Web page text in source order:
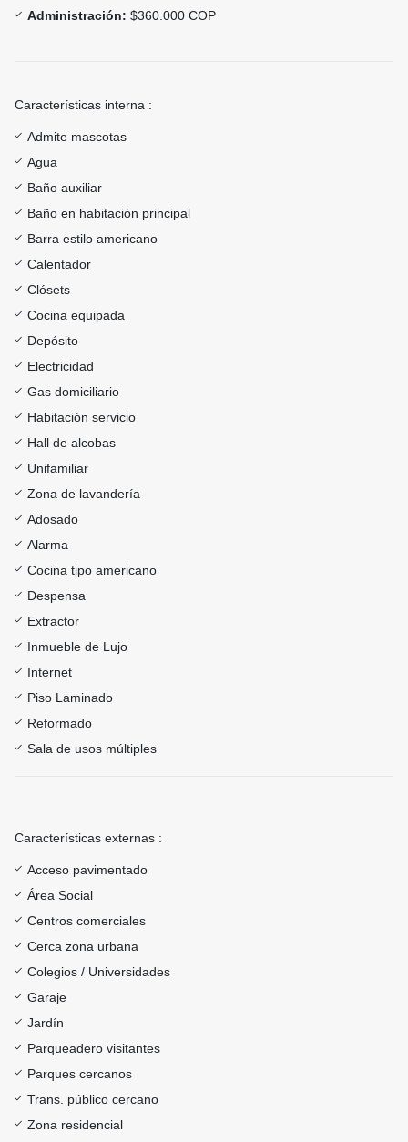
Administración: $360.000 COP
Características interna :
Admite mascotas
Agua
Baño auxiliar
Baño en habitación principal
Barra estilo americano
Calentador
Clósets
Cocina equipada
Depósito
Electricidad
Gas domiciliario
Habitación servicio
Hall de alcobas
Unifamiliar
Zona de lavandería
Adosado
Alarma
Cocina tipo americano
Despensa
Extractor
Inmueble de Lujo
Internet
Piso Laminado
Reformado
Sala de usos múltiples
Características externas :
Acceso pavimentado
Área Social
Centros comerciales
Cerca zona urbana
Colegios / Universidades
Garaje
Jardín
Parqueadero visitantes
Parques cercanos
Trans. público cercano
Zona residencial